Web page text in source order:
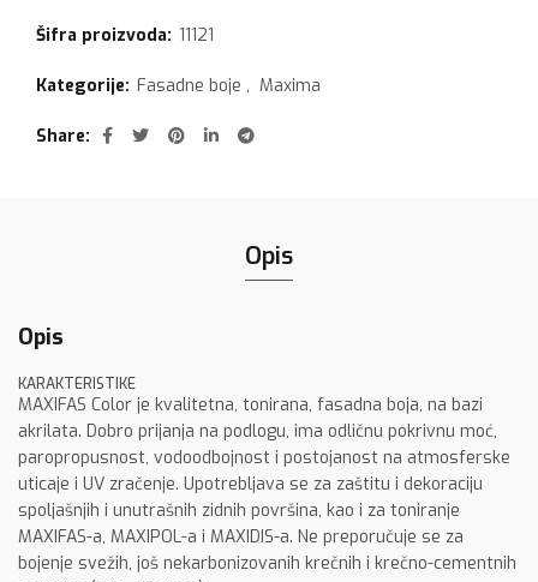
Šifra proizvoda: 11121
Kategorije: Fasadne boje , Maxima
Share
Opis
Opis
KARAKTERISTIKE
MAXIFAS Color je kvalitetna, tonirana, fasadna boja, na bazi
akrilata. Dobro prijanja na podlogu, ima odličnu pokrivnu moć,
paropropusnost, vodoodbojnost i postojanost na atmosferske
uticaje i UV zračenje. Upotrebljava se za zaštitu i dekoraciju
spoljašnjih i unutrašnih zidnih površina, kao i za toniranje
MAXIFAS-a, MAXIPOL-a i MAXIDIS-a. Ne preporučuje se za
bojenje svežih, još nekarbonizovanih krečnih i krečno-cementnih